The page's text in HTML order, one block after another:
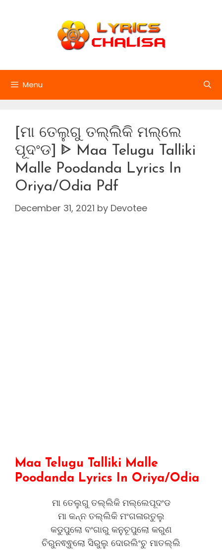
Menu
[ମା ତେଲୁଗୁ ତଲ୍ଲିକି ମଲ୍ଲେ
ପୂଦଂଡ] ᐈ Maa Telugu Talliki
Malle Poodanda Lyrics In
Oriya/Odia Pdf
December 31, 2021 by Devotee
Maa Telugu Talliki Malle
Poodanda Lyrics In Oriya/Odia
ମା ତେଲୁଗୁ ତଲ୍ଲିକି ମଲ୍ଲେପୂଦଂଡ
ମା କନ୍ନ ତଲ୍ଲିକି ମଂଗଳାରତୁଲୁ
କଡୁପୁଲୋ ବଂଗାରୁ କନୁଚୂପୁଲୋ କରୁଣ
ଚିରୁନଵ୍ଵୁଲୋ ସିରୁଲୁ ଦୋରଲିଂଚୁ ମାତଲ୍ଲି